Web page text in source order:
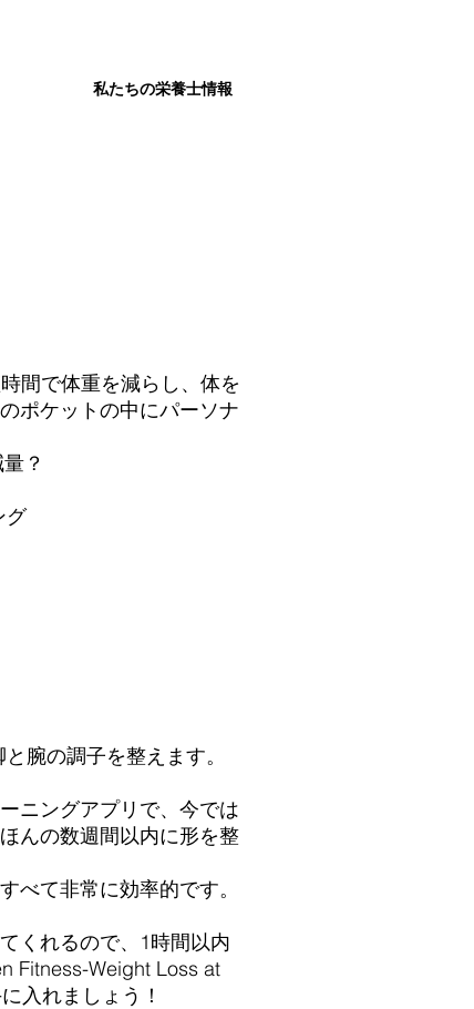
私たちの栄養士情報
間で体重を減らし、体を
ポケットの中にパーソナ
？
グ
腕の調子を整えます。
ニングアプリで、今では
んの数週間以内に形を整
べて非常に効率的です。
くれるので、1時間以内
Fitness-Weight Loss at
入れましょう！